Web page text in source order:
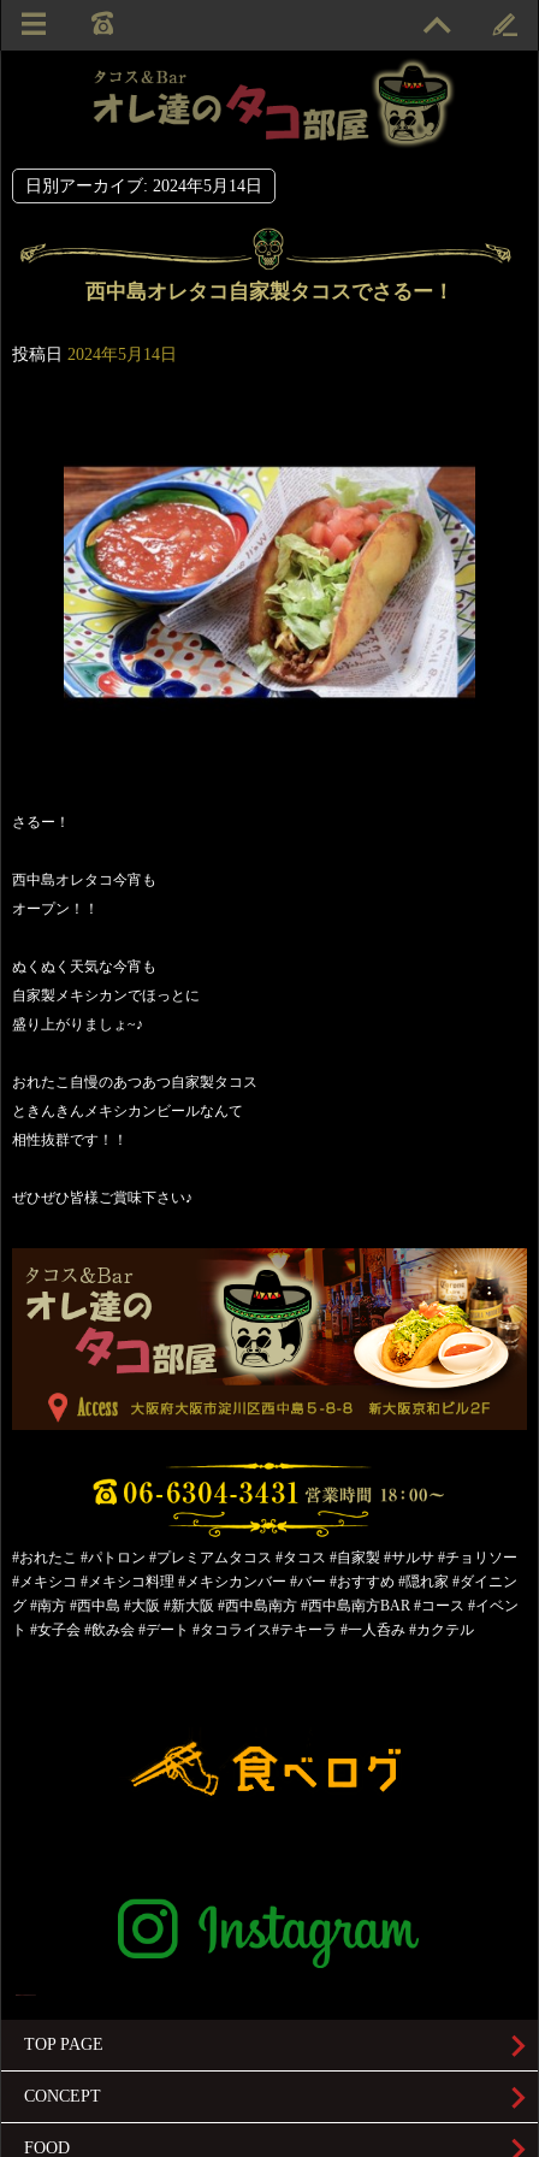
日別アーカイブ: 2024年5月14日
西中島オレタコ自家製タコスでさるー！
投稿日 2024年5月14日
さるー！
西中島オレタコ今宵も
オープン！！
ぬくぬく天気な今宵も
自家製メキシカンでほっとに
盛り上がりましょ~♪
おれたこ自慢のあつあつ自家製タコス
ときんきんメキシカンビールなんて
相性抜群です！！
ぜひぜひ皆様ご賞味下さい♪
#おれたこ #パトロン #プレミアムタコス #タコス #自家製 #サルサ #チョリソー
#メキシコ #メキシコ料理 #メキシカンバー #バー #おすすめ #隠れ家 #ダイニン
グ #南方 #西中島 #大阪 #新大阪 #西中島南方 #西中島南方BAR #コース #イベン
ト #女子会 #飲み会 #デート #タコライス#テキーラ #一人呑み #カクテル
TOP PAGE
CONCEPT
FOOD